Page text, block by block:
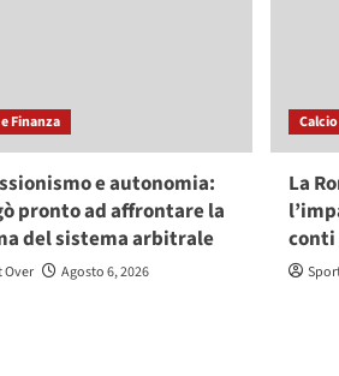
Finanza
e autonomia:
pronto ad affrontare la
del sistema arbitrale
Over Agosto 6, 2026
La